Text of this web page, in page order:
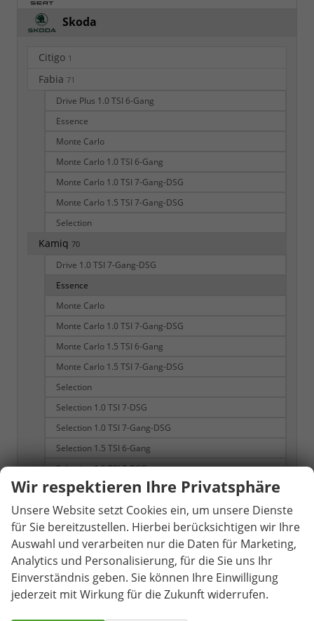
Skoda
Citigo 1
Fabia 71
Drive Plus 1.0 TSI 6-Gang
Essence
Monte Carlo
Monte Carlo 1.0 TSI 6-Gang
Monte Carlo 1.0 TSI 7-Gang-DSG
Monte Carlo 1.5 TSI 7-Gang-DSG
Selection
Kamiq 70
Drive 1.0 TSI 7-Gang-DSG
Essence
Monte Carlo
Monte Carlo 1.0 TSI 7-Gang-DSG
Monte Carlo 1.5 TSI 6-Gang
Monte Carlo 1.5 TSI 7-Gang-DSG
Selection
Selection 1.0 TSI 7-DSG
Selection 1.0 TSI 7-Gang-DSG
Selection 1.5 TSI 6-Gang
Selection 1.5 TSI 7-DSG
Selection 1.5 TSI 7-Gang-DSG
Karoq161
Selection
Selection 1.0 TSI 6-Gang
Selection 1.5 TSI 6-Gang
Selection 1.5 TSI 7-Gang-DSG
Wir respektieren Ihre Privatsphäre
Unsere Website setzt Cookies ein, um unsere Dienste
für Sie bereitzustellen. Hierbei berücksichtigen wir Ihre
Auswahl und verarbeiten nur die Daten für Marketing,
Analytics und Personalisierung, für die Sie uns Ihr
Einverständnis geben. Sie können Ihre Einwilligung
jederzeit mit Wirkung für die Zukunft widerrufen.